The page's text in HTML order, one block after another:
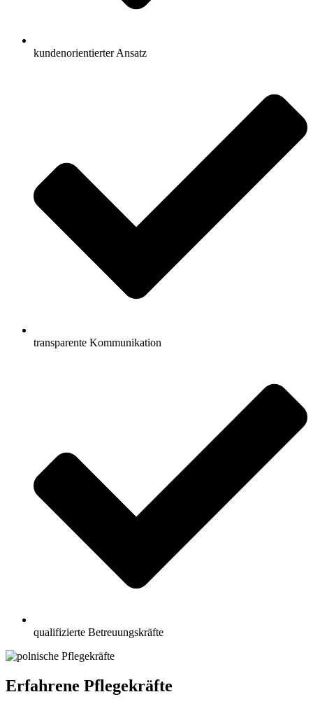
kundenorientierter Ansatz
transparente Kommunikation
qualifizierte Betreuungskräfte
Erfahrene Pflegekräfte